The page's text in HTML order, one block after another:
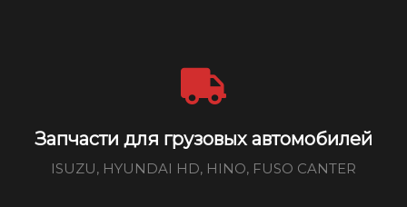
Запчасти для грузовых автомобилей
ISUZU, HYUNDAI HD, HINO, FUSO CANTER